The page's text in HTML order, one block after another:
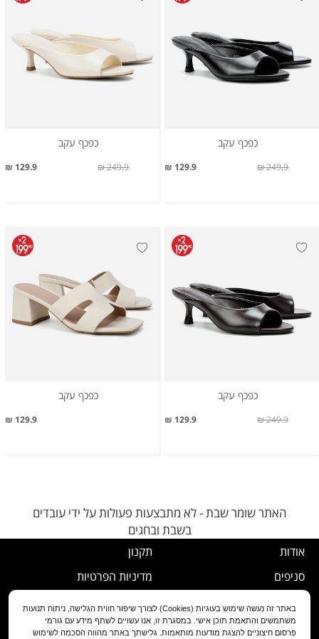
כפכף עקב
129.9 ₪ 249.9 ₪
כפכף עקב
129.9 ₪ 249.9 ₪
כפכף עקב
129.9 ₪ 249.9 ₪
כפכף עקב
129.9 ₪
האתר שומר שבת - לא מתבצעות פעולות על ידי עובדים
בשבת ובחגים
אודות
סניפים
שירות לקוחות
תקנון
מדיניות הפרטיות
נוהל ביטול עסקה
מדיניות החלפה/החזרה/ביטול
באתר זה נעשה שימוש בעוגיות (Cookies) לצורך שיפור חווית הגלישה, ניתוח תנועות
משתמשים והתאמת תוכן אישי. במסגרת זו, אנו עשויים לשתף מידע עם גורמי
פרסום חיצוניים להצגת מודעות מותאמות. גלישתך באתר מהווה הסכמה לשימוש